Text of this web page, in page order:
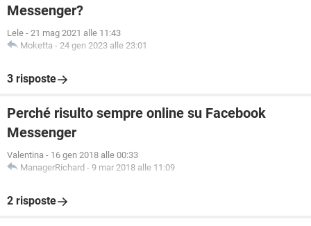
Messenger?
Lele - 21 mag 2021 alle 11:43
Moketta - 24 gen 2023 alle 23:01
3 risposte
Perché risulto sempre online su Facebook
Messenger
Valentina - 16 gen 2018 alle 00:33
ManagerRichard - 9 mar 2018 alle 11:09
2 risposte